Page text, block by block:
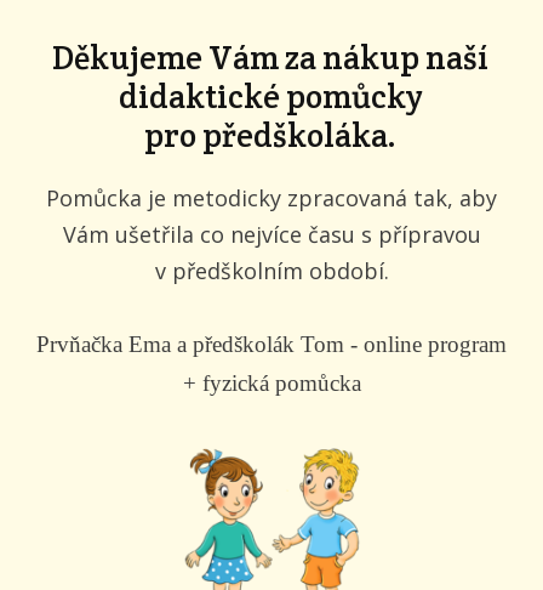
Děkujeme Vám za nákup naší
didaktické pomůcky
pro předškoláka.
Pomůcka je metodicky zpracovaná tak, aby
Vám ušetřila co nejvíce času s přípravou
v předškolním období.
Prvňačka Ema a předškolák Tom - online program
+ fyzická pomůcka